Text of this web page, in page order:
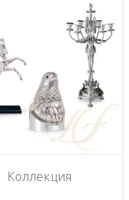
Коллекция